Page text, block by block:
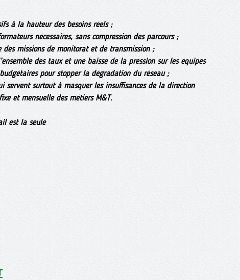
à la hauteur des besoins réels ;
nécessaires, sans compression des parcours ;
missions de monitorat et de transmission ;
des taux et une baisse de la pression sur les équipes
pour stopper la dégradation du réseau ;
servent surtout à masquer les insuffisances de la direction
et mensuelle des métiers M&T.
est la seule